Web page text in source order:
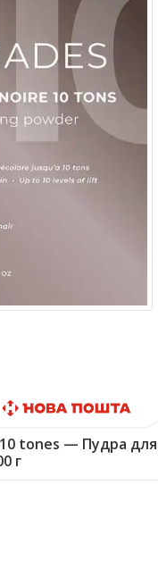
tones — Пудра для
г